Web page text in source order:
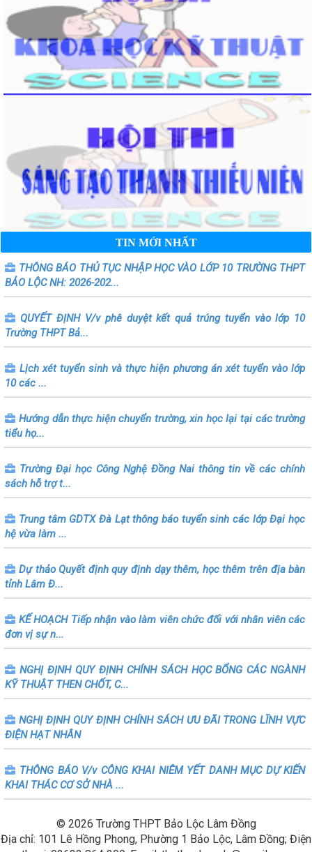
TIN MỚI NHẤT
THÔNG BÁO THỦ TỤC NHẬP HỌC VÀO LỚP 10 TRƯỜNG THPT
BẢO LỘC NH: 2026-202...
QUYẾT ĐỊNH V/v phê duyệt kết quả trúng tuyển vào lớp 10
Trường THPT Bả...
Lịch xét tuyển sinh và thực hiện phương án xét tuyển vào lớp
10 các ...
Hướng dẫn thực hiện chuyển trường, xin học lại tại các trường
tiểu họ...
Trường Đại học Công Nghệ Đồng Nai thông tin về các chính
sách hỗ trợ t...
Trung tâm GDTX Đà Lạt thông báo tuyển sinh các lớp Đại học
hệ vừa làm ...
Dự thảo Quyết định quy định dạy thêm, học thêm trên địa bàn
tỉnh Lâm Đ...
KẾ HOẠCH Tiếp nhận vào làm viên chức đối với nhân viên các
đơn vị sự n...
NGHỊ ĐỊNH QUY ĐỊNH CHÍNH SÁCH HỌC BỔNG CÁC NGÀNH
KỸ THUẬT THEN CHỐT, C...
NGHỊ ĐỊNH QUY ĐỊNH CHÍNH SÁCH ƯU ĐÃI TRONG LĨNH VỰC
ĐIỆN HẠT NHÂN
THÔNG BÁO V/v CÔNG KHAI NIÊM YẾT DANH MỤC DỰ KIẾN
KHAI THÁC CƠ SỞ NHÀ ...
© 2026 Trường THPT Bảo Lộc Lâm Đồng
Địa chỉ: 101 Lê Hồng Phong, Phường 1 Bảo Lộc, Lâm Đồng; Điện